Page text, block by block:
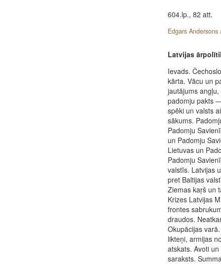
604.lp., 82 att.
Edgars
Latvijas
Ievads.
kārta. Vācu un
jautājums
padomju pakts
spēki un valsts
sākums.
Padomju
un Padomju
Lietuvas un
Padomju
valstīs. Latvijas
pret Baltijas
Ziemas kaŗš un
Krizes Latvijas
frontes
draudos.
Okupācijas
likteņi, armijas
atskats. Avoti
saraksts.